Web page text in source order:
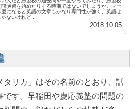
問演習を始めたりする時期ではないでしょうか。マー
慶になると英語の文章もかなり専門性が強く、英語は
ゃないけれど...
2018.10.05
タリカ」はその名前のとおり、話
です。早稲田や慶応義塾の問題の